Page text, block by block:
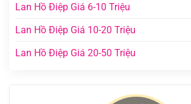
Lan Hồ Điệp Giá 6-10 Triệu
Lan Hồ Điệp Giá 10-20 Triệu
Lan Hồ Điệp Giá 20-50 Triệu